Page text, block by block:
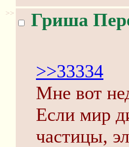
>> Гриша
>>33334
Мне вот
Если мир
частицы,